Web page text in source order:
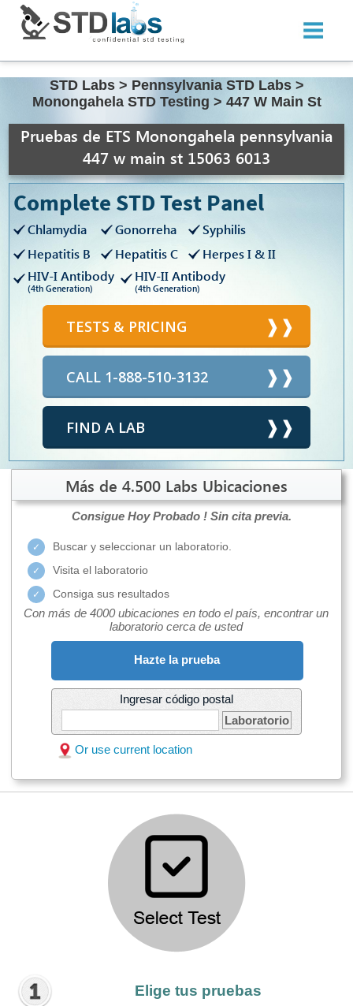
STD Labs > Pennsylvania STD Labs >
Monongahela STD Testing > 447 W Main St
Pruebas de ETS Monongahela pennsylvania
447 w main st 15063 6013
Complete STD Test Panel
Chlamydia Gonorreha
Syphilis
Hepatitis B
Hepatitis C
Herpes I & II
HIV-I Antibody
(4th Generation)
HIV-II Antibody
(4th Generation)
TESTS & PRICING
CALL 1-888-510-3132
FIND A LAB
Más de 4.500 Labs Ubicaciones
Consigue Hoy Probado ! Sin cita previa.
Buscar y seleccionar un laboratorio.
Visita el laboratorio
Consiga sus resultados
Con más de 4000 ubicaciones en todo el país, encontrar un
laboratorio cerca de usted
Hazte la prueba
Ingresar código postal
Laboratorio
Or use current location
Elige tus pruebas